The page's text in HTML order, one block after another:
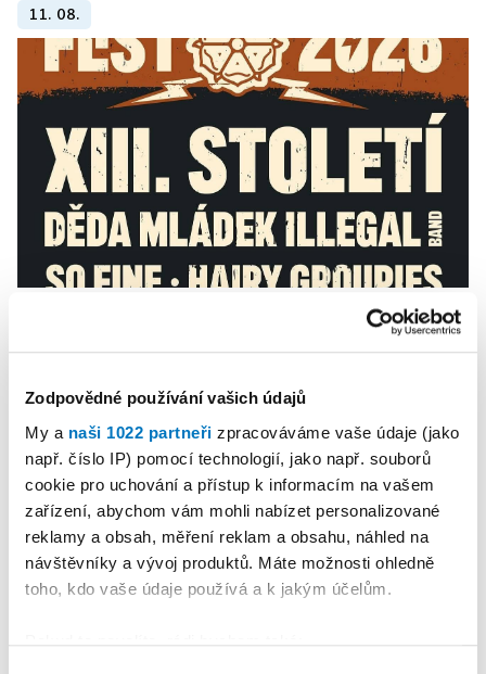
Zodpovědné používání vašich údajů
My a naši 1022 partneři zpracováváme vaše údaje (jako
např. číslo IP) pomocí technologií, jako např. souborů
cookie pro uchování a přístup k informacím na vašem
zařízení, abychom vám mohli nabízet personalizované
reklamy a obsah, měření reklam a obsahu, náhled na
návštěvníky a vývoj produktů. Máte možnosti ohledně
toho, kdo vaše údaje používá a k jakým účelům.
11. 08.
14. 08.